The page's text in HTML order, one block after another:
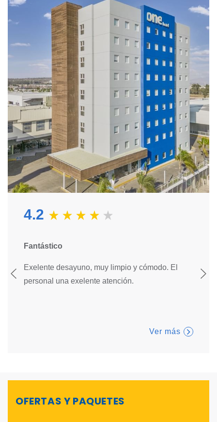
Zoológico Guadalajara
Nuestros espacios son funcionales, pero también
amigables. Ya llegaste a one, comienza tu viaje con
nuestro
desayuno buffet incluido cada mañana
. Tu
habitación es ideal para tener dulces sueños, descansa y
siéntete seguro y cómodo. Hemos pensado en ti, nuestro
autoservicio es un concepto accesible y amigable:
café
las 24 horas
caja de seguridad ,centro de lavado,
secado y planchado. Están ahí para ti, personaliza tu
experiencia.
Queremos que viajes y que tu destino siempre sea
hospedarte en one. Porque con one podrás visitar todo
México. Llega a one, entre semana, finde o una escapada
4.2
Fantástico
Exelente desayuno, muy limpio y cómodo. El
personal una exelente atención.
Todo
me
Ver más
OFERTAS Y PAQUETES